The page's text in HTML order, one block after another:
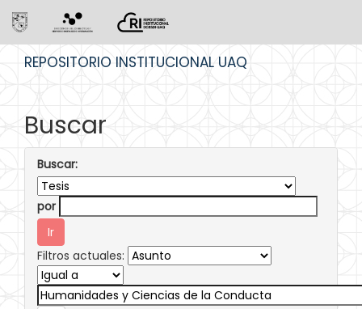
REPOSITORIO INSTITUCIONAL UAQ
Buscar
Buscar:
por
Filtros actuales: